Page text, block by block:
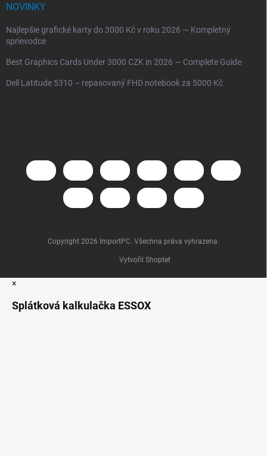
NOVINKY
Najlepšie grafické karty do 3000 Kč v roku 2026 — Kompletný
sprievodce
Best Graphics Cards Under 3000 CZK in 2026 — Complete Guide
Dell Latitude 5310 – repasovaný FHD notebook za 5000 Kč
Vytvořil Shoptet
Copyright 2026 ImportPC. Všechna práva vyhrazena.
×
Splátková kalkulačka ESSOX